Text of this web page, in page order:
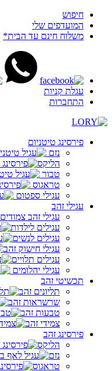
חיפוש
המועדפים שלי
משלוח חינם עד הבית*
עגלת קניות
התחברות
פירסינג טיטניום
נזם
הליקס
טבור
טראגוס
עגילי ספטום
עגילי זהב
עגילי זהב צמודים
עגילים לילדות
עגילים לנשים
עגילי חישוק זהב
עגילים תלויים
עגילי יהלומים
תכשיטי זהב
תליונים זהב
שרשראות זהב
טבעות זהב
צמידי זהב
פירסינג זהב
הליקס
נזם
טראגוס